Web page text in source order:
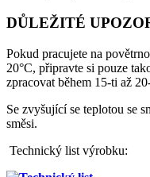
DŮLEŽITÉ
Pokud pracujete na
20°C, připravte si pouze
zpracovat během 15-ti až
Se zvyšující se teplotou se
směsi.
Technický list výrobku: